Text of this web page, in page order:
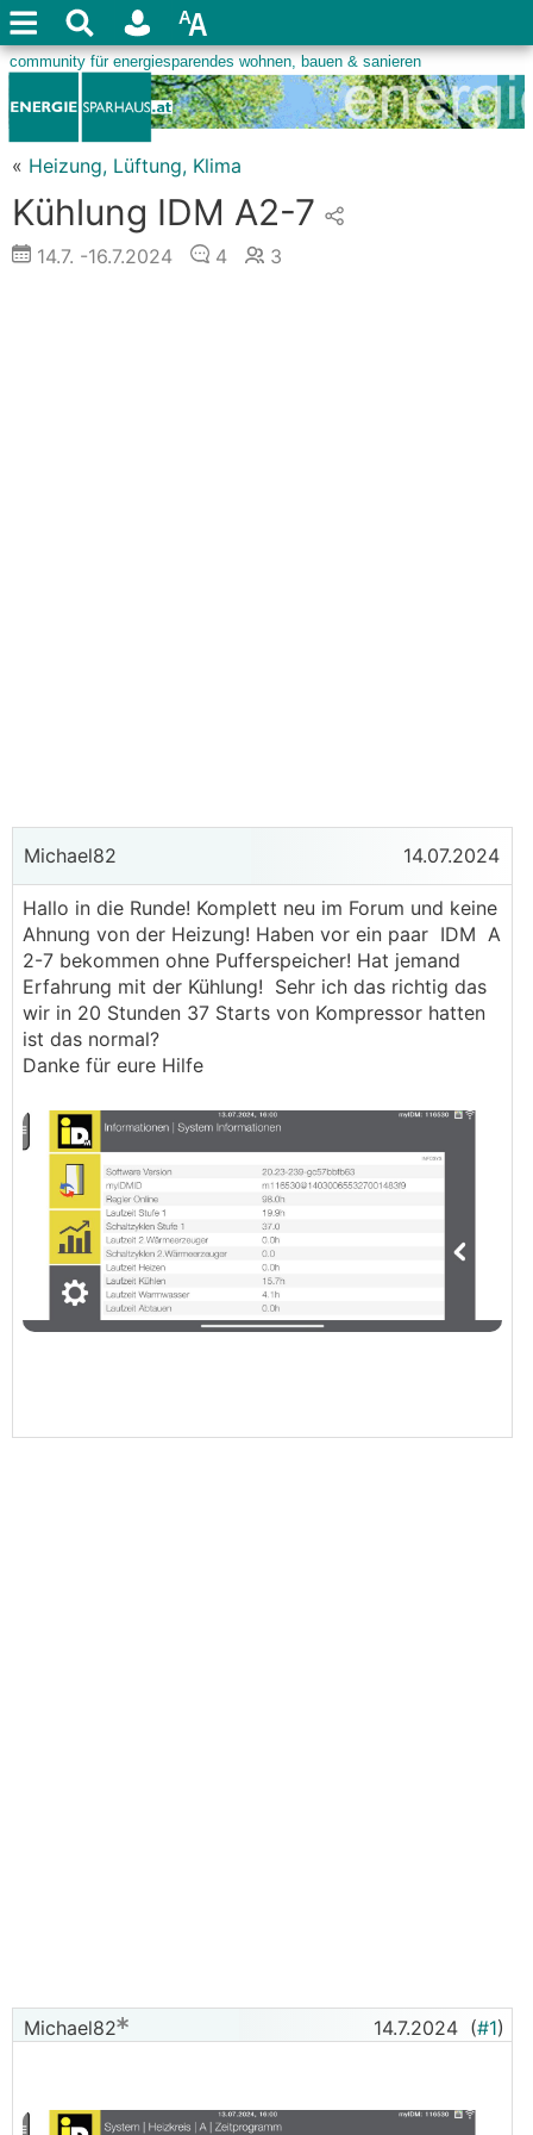
« Heizung, Lüftung, Klima
Kühlung IDM A2-7
14.7. -16.7.2024 4 3
Michael82 14.07.2024
Hallo in die Runde! Komplett neu im Forum und keine
Ahnung von der Heizung! Haben vor ein paar IDM A
2-7 bekommen ohne Pufferspeicher! Hat jemand
Erfahrung mit der Kühlung! Sehr ich das richtig das
wir in 20 Stunden 37 Starts von Kompressor hatten
ist das normal?
Danke für eure Hilfe
Michael82 14.7.2024 (#1)